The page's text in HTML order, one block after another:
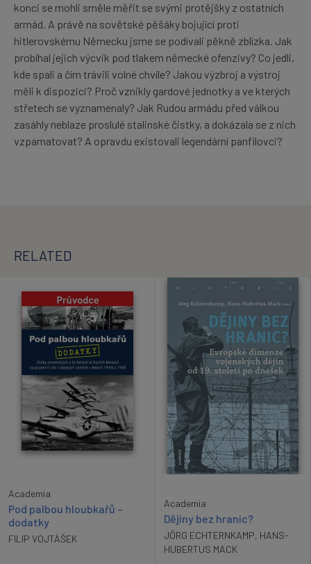
konci se mohli směle měřit se svými protějšky z ostatních
armád. A právě na sovětské pěšáky bojující proti
hitlerovskému Německu jsme se podívali pěkně zblízka. Jak
probíhal jejich výcvik pod tlakem německé ofenzivy? Co jedli,
kde spali a čím trávili volné chvíle? Jakou výzbroj a výstroj
měli k dispozici? Proč vznikly gardové jednotky a ve kterých
střetech se vyznamenaly? Jak Rudou armádu před válkou
zasáhly neblaze proslulé stalinské čistky, a dokázala se z nich
vzpamatovat? A opravdu existovali legendární panfilovci?
RELATED
Academia
Pod palbou hloubkařů –
dodatky
FILIP VOJTÁŠEK
Academia
Dějiny bez hranic?
JÖRG ECHTERNKAMP, HANS-
HUBERTUS MACK